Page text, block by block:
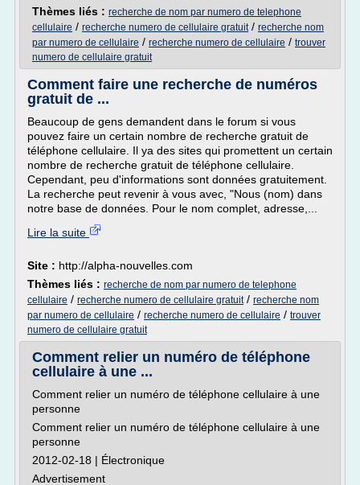
Thèmes liés : recherche de nom par numero de telephone
cellulaire / recherche numero de cellulaire gratuit/ recherche nom
par numero de cellulaire / recherche numero de cellulaire / trouver
numero de cellulaire gratuit
Comment faire une recherche de numéros
gratuit de ...
Beaucoup de gens demandent dans le forum si vous
pouvez faire un certain nombre de recherche gratuit de
téléphone cellulaire. Il ya des sites qui promettent un certain
nombre de recherche gratuit de téléphone cellulaire.
Cependant, peu d'informations sont données gratuitement.
La recherche peut revenir à vous avec, "Nous (nom) dans
notre base de données. Pour le nom complet, adresse,...
Lire la suite
Site : http://alpha-nouvelles.com
Thèmes liés : recherche de nom par numero de telephone
cellulaire / recherche numero de cellulaire gratuit/ recherche nom
par numero de cellulaire / recherche numero de cellulaire / trouver
numero de cellulaire gratuit
Comment relier un numéro de téléphone
cellulaire à une ...
Comment relier un numéro de téléphone cellulaire à une
personne
Comment relier un numéro de téléphone cellulaire à une
personne
2012-02-18 | Électronique
Advertisement